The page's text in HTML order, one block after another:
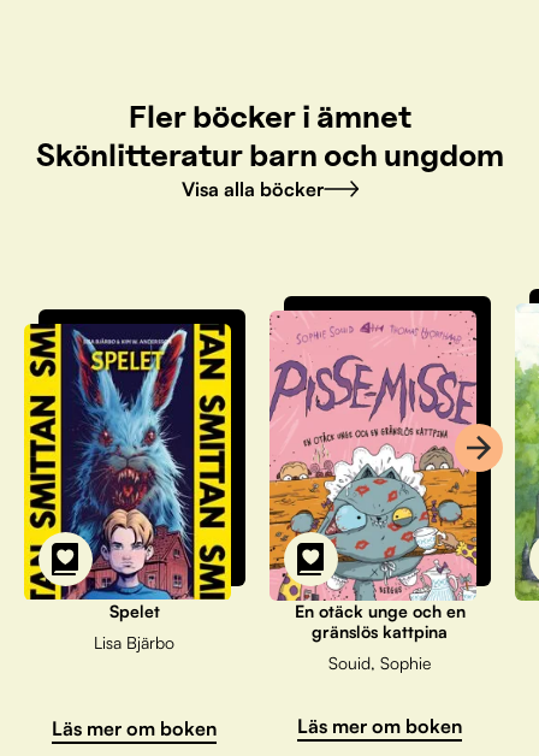
Fler böcker i ämnet
Skönlitteratur barn och ungdom
Visa alla böcker
Spelet
Lisa Bjärbo
Läs mer om boken
En otäck unge och en
gränslös kattpina
Souid, Sophie
Läs mer om boken